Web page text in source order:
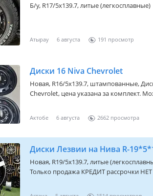
Б/у, R17/5x139.7, литые (легкосплавные)
Атырау 6 августа 191
Диски 16 Niva Chevrolet
Новая, R16/5x139.7, штампованные,
Chevrolet, цена указана за комплект.
Актобе 6 августа 2662
Новая, R19/5x139.7, литые
Только продажа КРЕДИТ рассрочки